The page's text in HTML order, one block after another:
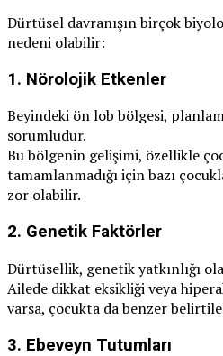
Dürtüsel davranışın birçok
nedeni olabilir:
1. Nörolojik Etkenler
Beyindeki ön lob bölgesi,
sorumludur.
Bu bölgenin gelişimi, özellikle
tamamlanmadığı için bazı
zor olabilir.
2. Genetik Faktörler
Dürtüsellik, genetik yatkınlığı
Ailede dikkat eksikliği veya
varsa, çocukta da benzer
3. Ebeveyn Tutumları